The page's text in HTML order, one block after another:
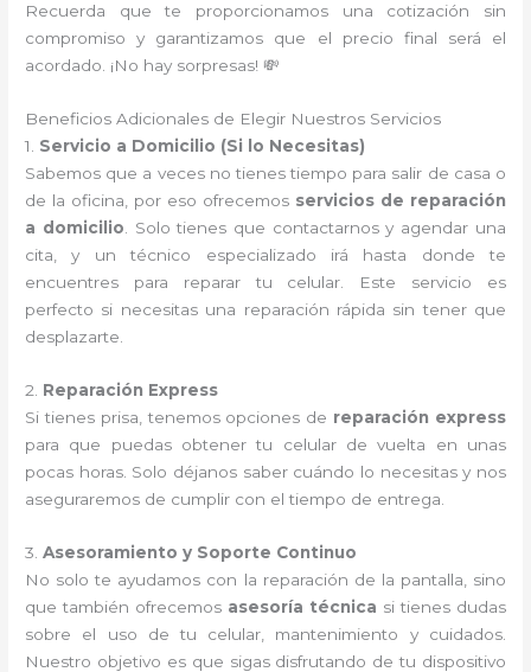
Recuerda que te proporcionamos una cotización sin
compromiso y garantizamos que el precio final será el
acordado. ¡No hay sorpresas! 💸
Beneficios Adicionales de Elegir Nuestros Servicios
1. Servicio a Domicilio (Si lo Necesitas)
Sabemos que a veces no tienes tiempo para salir de casa o
de la oficina, por eso ofrecemos servicios de reparación
a domicilio . Solo tienes que contactarnos y agendar una
cita, y un técnico especializado irá hasta donde te
encuentres para reparar tu celular. Este servicio es
perfecto si necesitas una reparación rápida sin tener que
desplazarte.
2. Reparación Express
Si tienes prisa, tenemos opciones de reparación express
para que puedas obtener tu celular de vuelta en unas
pocas horas. Solo déjanos saber cuándo lo necesitas y nos
aseguraremos de cumplir con el tiempo de entrega.
3.Asesoramiento y Soporte Continuo
No solo te ayudamos con la reparación de la pantalla, sino
que también ofrecemos asesoría técnica si tienes dudas
sobre el uso de tu celular, mantenimiento y cuidados.
Nuestro objetivo es que sigas disfrutando de tu dispositivo